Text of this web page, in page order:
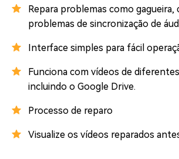
Repara problemas como
problemas de sincronização de
Interface simples para fácil
Funciona com vídeos de
incluindo o Google Drive.
Processo de reparo
Visualize os vídeos reparados